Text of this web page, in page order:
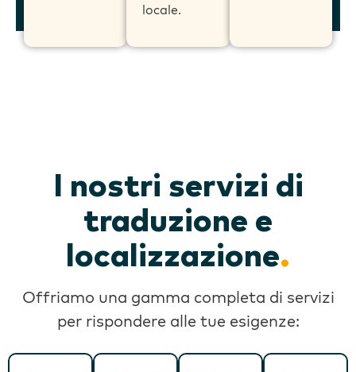
locale.
I nostri servizi di
traduzione e
localizzazione.
Offriamo una gamma completa di servizi
per rispondere alle tue esigenze: